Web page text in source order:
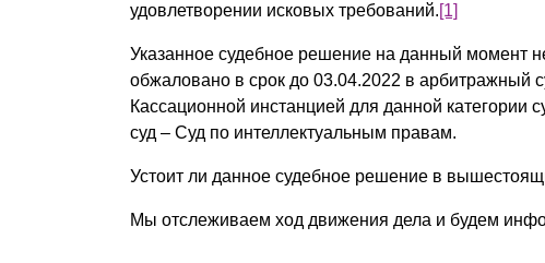
удовлетворении исковых требований.[1]
Указанное судебное решение на данный момент
обжаловано в срок до 03.04.2022 в арбитражный
Кассационной инстанцией для данной категории
суд – Суд по интеллектуальным правам.
Устоит ли данное судебное решение в
Мы отслеживаем ход движения дела и будем